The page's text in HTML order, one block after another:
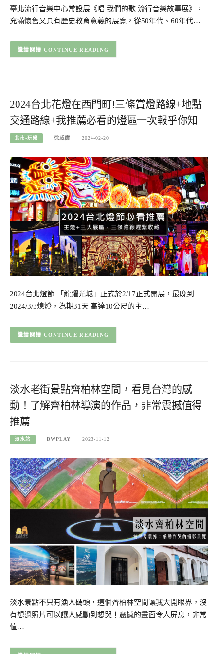
臺北流行音樂中心常設展《唱 我們的歌 流行音樂故事展》，
充滿懷舊又具有歷史教育意義的展覽，從50年代、60年代…
CONTINUE READING
2024台北花燈在西門町!三條賞燈路線+地點
交通路線+我推薦必看的燈區一次報乎你知
北市-玩樂 徐威廉 2024-02-20
2024台北燈節 「龍躍光城」正式於2/17正式開展，最晚到
2024/3/3熄燈，為期31天 高達10公尺的主…
CONTINUE READING
淡水老街景點齊柏林空間，看見台灣的感
動！了解齊柏林導演的作品，非常震撼值得
推薦
淡水站 DWPLAY 2023-11-12
淡水景點不只有漁人碼頭，這個齊柏林空間讓我大開眼界，沒
有想過照片可以讓人感動到想哭！震撼的畫面令人屏息，非常
值…